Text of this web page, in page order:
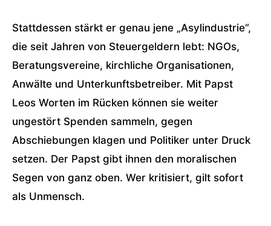
Stattdessen stärkt er genau jene „Asylindustrie“,
die seit Jahren von Steuergeldern lebt: NGOs,
Beratungsvereine, kirchliche Organisationen,
Anwälte und Unterkunftsbetreiber. Mit Papst
Leos Worten im Rücken können sie weiter
ungestört Spenden sammeln, gegen
Abschiebungen klagen und Politiker unter Druck
setzen. Der Papst gibt ihnen den moralischen
Segen von ganz oben. Wer kritisiert, gilt sofort
als Unmensch.